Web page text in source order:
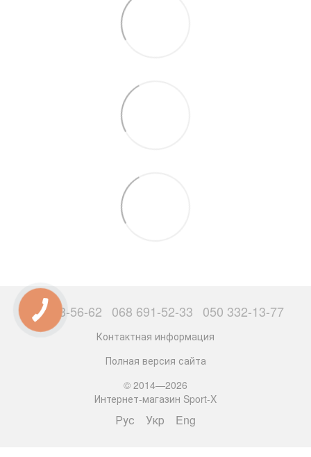
063 503-56-62 068 691-52-33 050 332-13-77
Контактная информация
Полная версия сайта
© 2014—2026
Интернет-магазин Sport-X
Рус Укр Eng